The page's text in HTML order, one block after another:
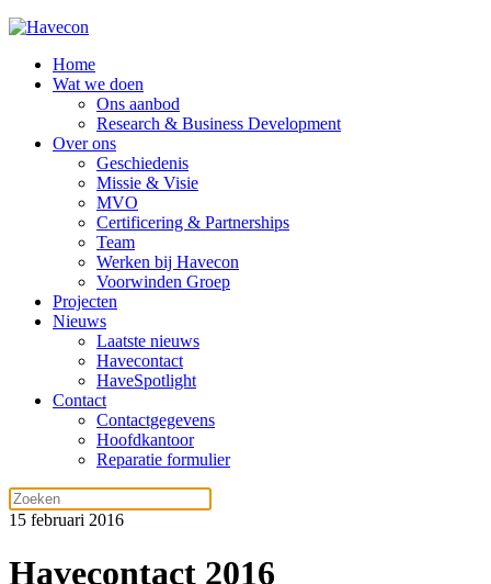
Home
Wat we doen
Ons aanbod
Research & Business Development
Over ons
Geschiedenis
Missie & Visie
MVO
Certificering & Partnerships
Team
Werken bij Havecon
Voorwinden Groep
Projecten
Nieuws
Laatste nieuws
Havecontact
HaveSpotlight
Contact
Contactgegevens
Hoofdkantoor
Reparatie formulier
15 februari 2016
Havecontact 2016